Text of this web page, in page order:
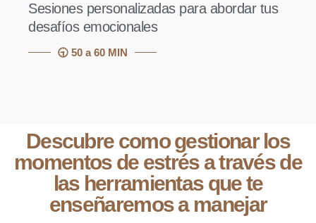
Sesiones personalizadas para abordar tus
desafíos emocionales
🕤 50 a 60 MIN
Descubre como gestionar los
momentos de estrés a través de
las herramientas que te
enseñaremos a manejar